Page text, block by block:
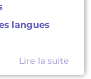
langues
Lire la suite